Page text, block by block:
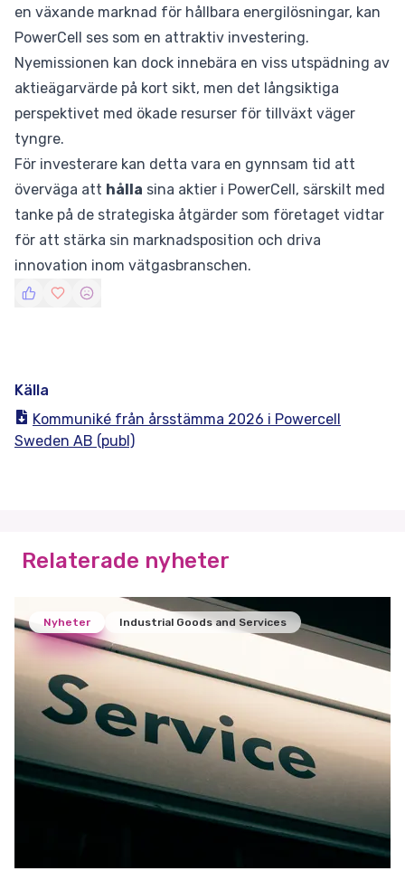
en växande marknad för hållbara energilösningar, kan
PowerCell ses som en attraktiv investering.
Nyemissionen kan dock innebära en viss utspädning av
aktieägarvärde på kort sikt, men det långsiktiga
perspektivet med ökade resurser för tillväxt väger
tyngre.
För investerare kan detta vara en gynnsam tid att
överväga att hålla sina aktier i PowerCell, särskilt med
tanke på de strategiska åtgärder som företaget vidtar
för att stärka sin marknadsposition och driva
innovation inom vätgasbranschen.
Källa
Kommuniké från årsstämma 2026 i Powercell
Sweden AB (publ)
Relaterade nyheter
Nyheter Industrial Goods and Services